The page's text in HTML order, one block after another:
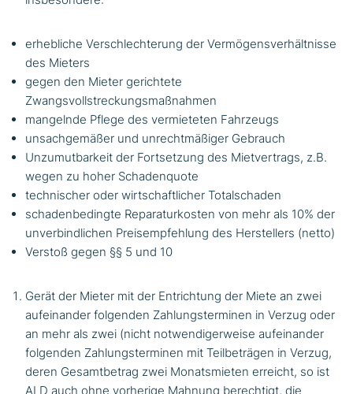
erhebliche Verschlechterung der Vermögensverhältnisse
des Mieters
gegen den Mieter gerichtete
Zwangsvollstreckungsmaßnahmen
mangelnde Pflege des vermieteten Fahrzeugs
unsachgemäßer und unrechtmäßiger Gebrauch
Unzumutbarkeit der Fortsetzung des Mietvertrags, z.B.
wegen zu hoher Schadenquote
technischer oder wirtschaftlicher Totalschaden
schadenbedingte Reparaturkosten von mehr als 10% der
unverbindlichen Preisempfehlung des Herstellers (netto)
Verstoß gegen §§ 5 und 10
Gerät der Mieter mit der Entrichtung der Miete an zwei
aufeinander folgenden Zahlungsterminen in Verzug oder
an mehr als zwei (nicht notwendigerweise aufeinander
folgenden Zahlungsterminen mit Teilbeträgen in Verzug,
deren Gesamtbetrag zwei Monatsmieten erreicht, so ist
ALD auch ohne vorherige Mahnung berechtigt, die